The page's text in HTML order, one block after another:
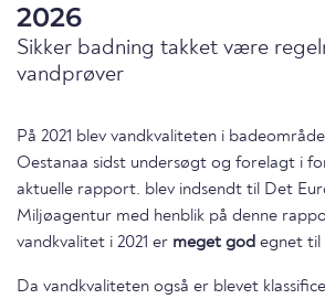
2026
Sikker badning takket være
vandprøver
På 2021 blev vandkvaliteten i
Oestanaa sidst undersøgt og forelagt i
aktuelle rapport. blev indsendt til Det
Miljøagentur med henblik på denne
vandkvalitet i 2021 er meget god egnet til
Da vandkvaliteten også er blevet